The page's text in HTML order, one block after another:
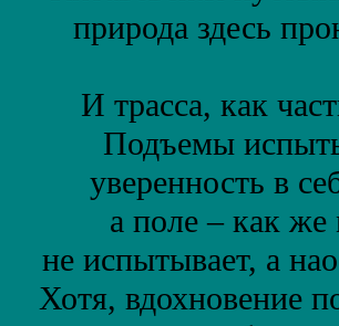
природа здесь
И трасса, как
Подъемы
уверенность в
а поле – как же
не испытывает, а
Хотя, вдохновение